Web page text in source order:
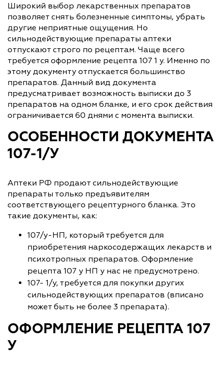
Широкий выбор лекарственных препаратов
позволяет снять болезненные симптомы, убрать
другие неприятные ощущения. Но
сильнодействующие препараты аптеки
отпускают строго по рецептам. Чаще всего
требуется оформление рецепта 107 1 у. Именно по
этому документу отпускается большинство
препаратов. Данный вид документа
предусматривает возможность выписки до 3
препаратов на одном бланке, и его срок действия
ограничивается 60 днями с момента выписки.
ОСОБЕННОСТИ ДОКУМЕНТА
107-1/У
Аптеки РФ продают сильнодействующие
препараты только предъявителям
соответствующего рецептурного бланка. Это
такие документы, как:
107/у-НП, который требуется для
приобретения наркосодержащих лекарств и
психотропных препаратов. Оформление
рецепта 107 у НП у нас не предусмотрено.
107- 1/у, требуется для покупки других
сильнодействующих препаратов (вписано
может быть не более 3 препарата).
ОФОРМЛЕНИЕ РЕЦЕПТА 107
У